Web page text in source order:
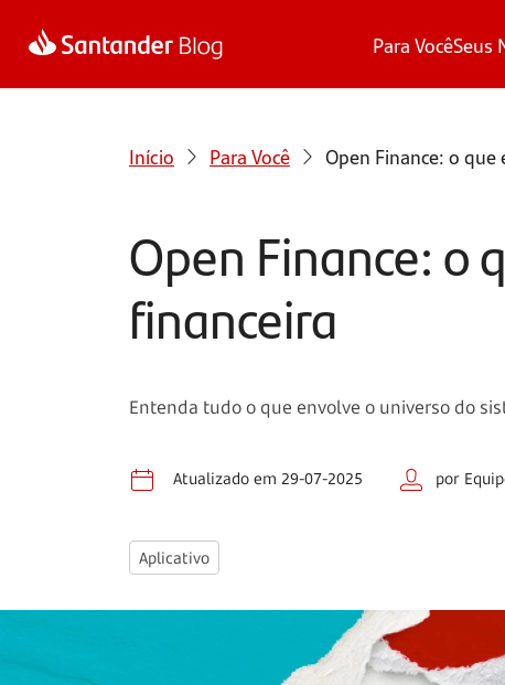
Para VocêSeus
Início Para Você Open Finance: o
Open Finance: o
financeira
Entenda tudo o que envolve o universo do
Atualizado em 29-07-2025 por
Aplicativo